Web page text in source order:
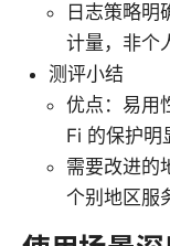
日志策略明
计量，非个
测评小结
优点：易用
Fi 的保护明
需要改进的
个别地区服